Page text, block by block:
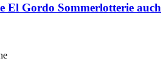
El Gordo Sommerlotterie auch